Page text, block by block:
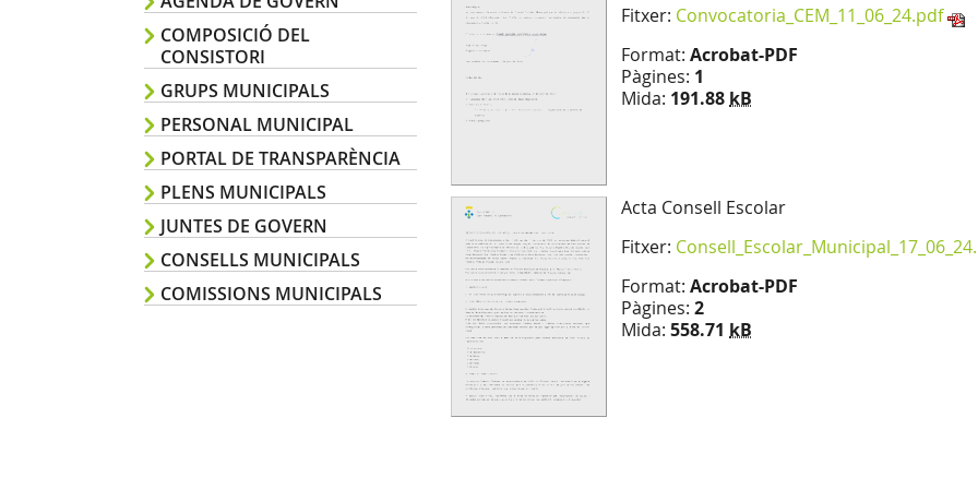
COMPOSICIÓ DEL
CONSISTORI
GRUPS MUNICIPALS
PERSONAL MUNICIPAL
PORTAL DE TRANSPARÈNCIA
PLENS MUNICIPALS
JUNTES DE GOVERN
CONSELLS MUNICIPALS
COMISSIONS MUNICIPALS
Fitxer: Convocatoria_CEM_11_06_24.pdf
Format: Acrobat-PDF
Pàgines: 1
Mida: 191.88 kB
Acta Consell Escolar
Fitxer:
Format: Acrobat-PDF
Pàgines: 2
Mida: 558.71 kB